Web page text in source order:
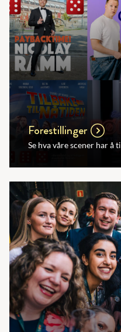
Forestillinger
Se hva våre scener har å